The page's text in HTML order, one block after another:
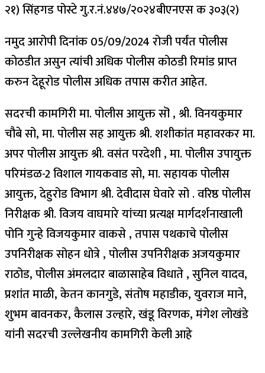
२१) सिंहगड पोस्टे गु.र.नं.४४७/२०२४बीएनएस क ३०३(२)
नमुद आरोपी दिनांक 05/09/2024 रोजी पर्यंत पोलीस
कोठडीत असुन त्यांची अधिक पोलीस कोठडी रिमांड प्राप्त
करुन देहूरोड पोलीस अधिक तपास करीत आहेत.
सदरची कामगिरी मा. पोलीस आयुक्त सॊ , श्री. विनयकुमार
चौबे सो, मा. पोलीस सह आयुक्त श्री. शशीकांत महावरकर मा.
अपर पोलीस आयुक्त श्री. वसंत परदेशी , मा. पोलीस उपायुक्त
परिमंडळ-2 विशाल गायकवाड सो, मा. सहायक पोलीस
आयुक्त, देहुरोड विभाग श्री. देवीदास घेवारे सो . वरिष्ठ पोलीस
निरीक्षक श्री. विजय वाघमारे यांच्या प्रत्यक्ष मार्गदर्शनाखाली
पोनि गुन्हे विजयकुमार वाकसे , तपास पथकाचे पोलीस
उपनिरीक्षक सोहन धोत्रे , पोलीस उपनिरीक्षक अजयकुमार
राठोड, पोलीस अंमलदार बाळासाहेब विधाते , सुनिल यादव,
प्रशांत माळी, केतन कानगुडे, संतोष महाडीक, युवराज माने,
शुभम बावनकर, कैलास उल्हारे, खंडू विरणक, मंगेश लोखंडे
यांनी सदरची उल्लेखनीय कामगिरी केली आहे